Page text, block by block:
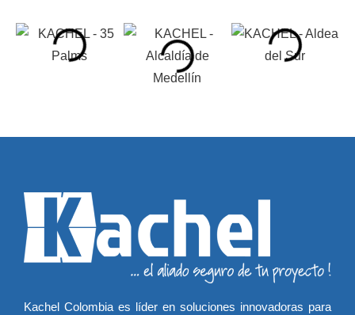
Kachel Colombia es líder en soluciones innovadoras para